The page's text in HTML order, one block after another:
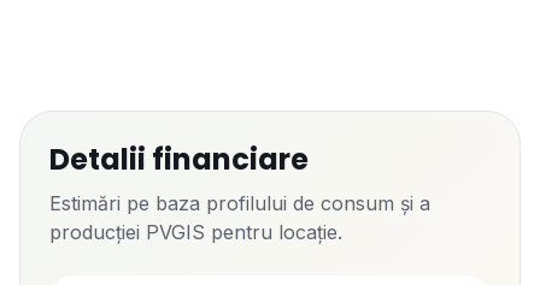
Detalii financiare
Estimări pe baza profilului de consum și a
producției PVGIS pentru locație.